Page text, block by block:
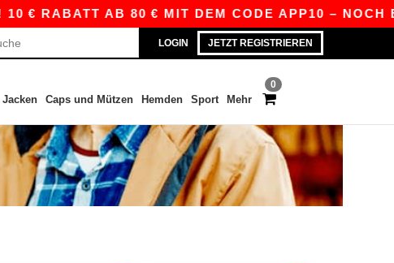
RABATT AB 80 € MIT DEM CODE APP10 – NOCH
LOGIN JETZT REGISTRIEREN
0
Jacken Caps und Mützen Hemden Sport Mehr